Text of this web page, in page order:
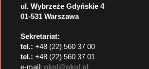
ul. Wybrzeże Gdyńskie 4
01-531 Warszawa
Sekretariat:
tel.: +48 (22) 560 37 00
tel.: +48 (22) 560 37 01
e-mail: pkol@pkol.pl